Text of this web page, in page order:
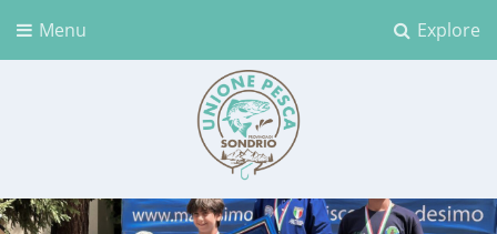
Explore
Menu
Unione Pesca Sondrio